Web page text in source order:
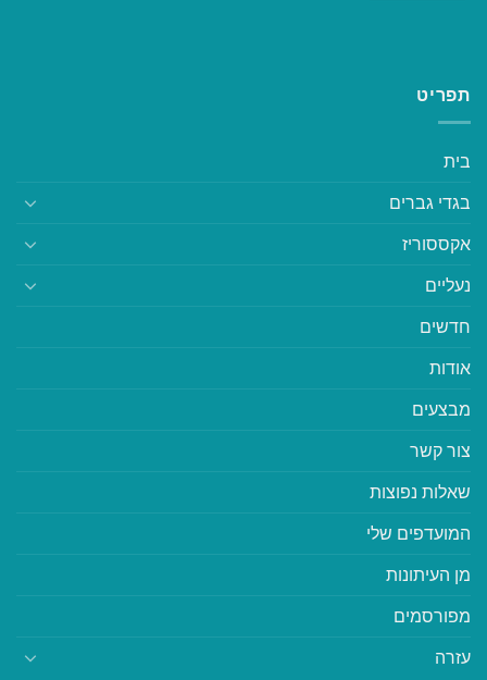
תפריט
בית
בגדי גברים
אקססוריז
נעליים
חדשים
אודות
מבצעים
צור קשר
שאלות נפוצות
המועדפים שלי
מן העיתונות
מפורסמים
עזרה